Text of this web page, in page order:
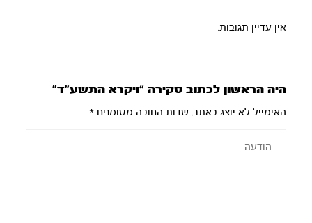
אין עדיין תגובות.
היה הראשון לכתוב סקירה “ויקרא התשע”ד”
האימייל לא יוצג באתר. שדות החובה מסומנים*